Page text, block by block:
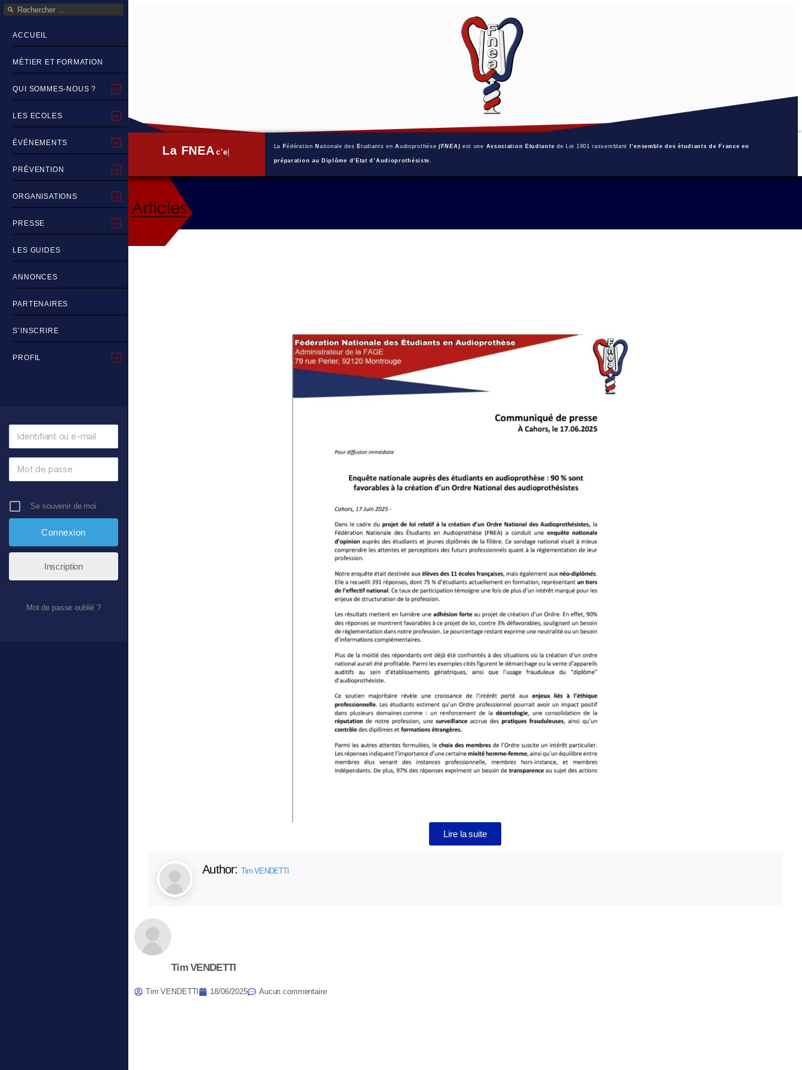
ACCUEIL
MÉTIER ET FORMATION
QUI SOMMES-NOUS ?
LES ECOLES
ÉVÉNEMENTS
PRÉVENTION
ORGANISATIONS
PRESSE
LES GUIDES
ANNONCES
PARTENAIRES
S’INSCRIRE
PROFIL
Se souvenir de moi
Inscription
Mot de passe oublié ?
La FNEAc'est quoi
La FédérationNationale desEtudiants enAudioprothèse(FNEA) est une Association Etudiante de Loi 1901 rassemblant l’ensemble des étudiants de France en
préparation au Diplôme d’Etat d’Audioprothésiste
Lire la suite
Author: Tim VENDETTI
Tim VENDETTI
Tim VENDETTI 18/06/2025 Aucun commentaire